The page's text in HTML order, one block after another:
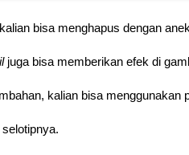
bisa menghapus dengan
juga bisa memberikan efek di
kalian bisa menggunakan